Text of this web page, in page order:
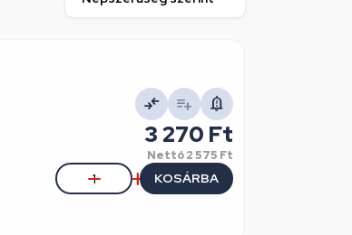
3 270 Ft
Nettó2 575 Ft
KOSÁRBA